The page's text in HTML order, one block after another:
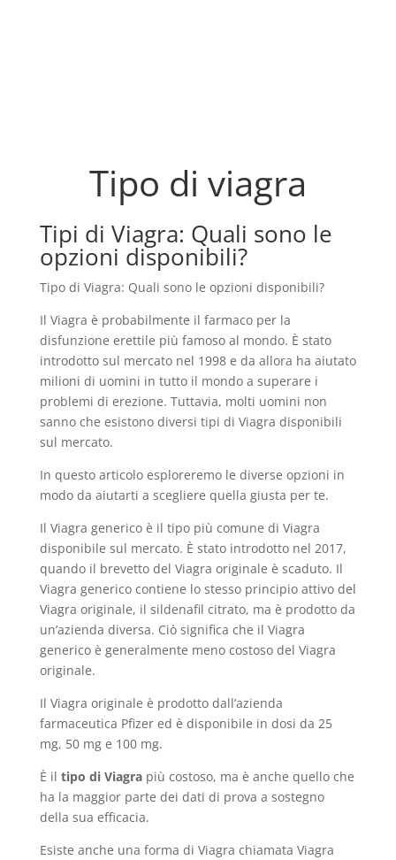
Tipo di viagra
Tipi di Viagra: Quali sono le
opzioni disponibili?
Tipo di Viagra: Quali sono le opzioni disponibili?
Il Viagra è probabilmente il farmaco per la
disfunzione erettile più famoso al mondo. È stato
introdotto sul mercato nel 1998 e da allora ha aiutato
milioni di uomini in tutto il mondo a superare i
problemi di erezione. Tuttavia, molti uomini non
sanno che esistono diversi tipi di Viagra disponibili
sul mercato.
In questo articolo esploreremo le diverse opzioni in
modo da aiutarti a scegliere quella giusta per te.
Il Viagra generico è il tipo più comune di Viagra
disponibile sul mercato. È stato introdotto nel 2017,
quando il brevetto del Viagra originale è scaduto. Il
Viagra generico contiene lo stesso principio attivo del
Viagra originale, il sildenafil citrato, ma è prodotto da
un’azienda diversa. Ciò significa che il Viagra
generico è generalmente meno costoso del Viagra
originale.
Il Viagra originale è prodotto dall’azienda
farmaceutica Pfizer ed è disponibile in dosi da 25
mg, 50 mg e 100 mg.
È il tipo di Viagrapiù costoso, ma è anche quello che
ha la maggior parte dei dati di prova a sostegno
della sua efficacia.
Esiste anche una forma di Viagra chiamata Viagra